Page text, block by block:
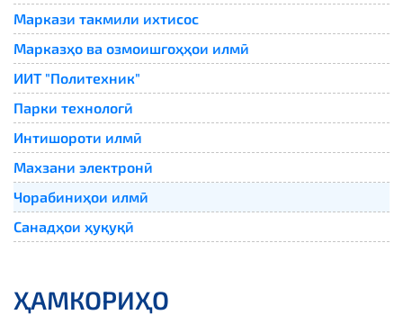
Маркази такмили ихтисос
Марказҳо ва озмоишгоҳҳои илмӣ
ИИТ "Политехник"
Парки технологӣ
Интишороти илмӣ
Махзани электронӣ
Чорабиниҳои илмӣ
Санадҳои ҳуқуқӣ
ҲАМКОРИҲО